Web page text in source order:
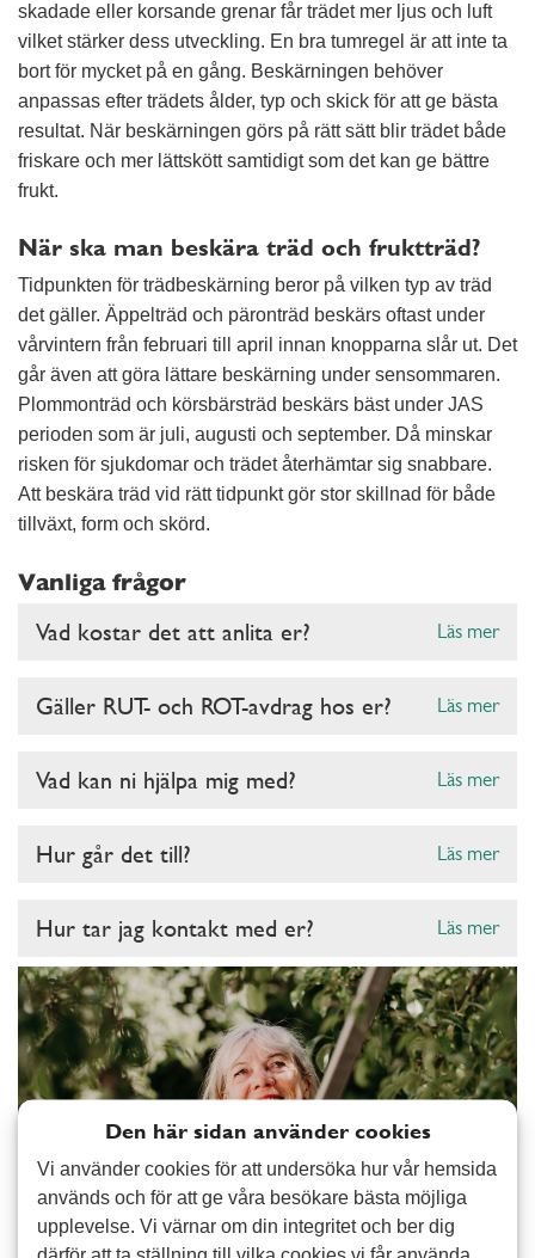
skadade eller korsande grenar får trädet mer ljus och luft
vilket stärker dess utveckling. En bra tumregel är att inte ta
bort för mycket på en gång. Beskärningen behöver
anpassas efter trädets ålder, typ och skick för att ge bästa
resultat. När beskärningen görs på rätt sätt blir trädet både
friskare och mer lättskött samtidigt som det kan ge bättre
frukt.
När ska man beskära träd och fruktträd?
Tidpunkten för trädbeskärning beror på vilken typ av träd
det gäller. Äppelträd och päronträd beskärs oftast under
vårvintern från februari till april innan knopparna slår ut. Det
går även att göra lättare beskärning under sensommaren.
Plommonträd och körsbärsträd beskärs bäst under JAS
perioden som är juli, augusti och september. Då minskar
risken för sjukdomar och trädet återhämtar sig snabbare.
Att beskära träd vid rätt tidpunkt gör stor skillnad för både
tillväxt, form och skörd.
Vanliga frågor
Vad kostar det att anlita er? Läs mer
Gäller RUT- och ROT-avdrag hos er? Läs mer
Vad kan ni hjälpa mig med? Läs mer
Hur går det till? Läs mer
Hur tar jag kontakt med er? Läs mer
Den här sidan använder cookies
Vi använder cookies för att undersöka hur vår hemsida
används och för att ge våra besökare bästa möjliga
upplevelse. Vi värnar om din integritet och ber dig